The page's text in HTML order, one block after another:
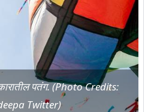
पतंग. (Photo Credits:
Twitter)